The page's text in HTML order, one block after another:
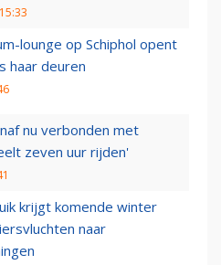
lounge op Schiphol opent
haar deuren
nu verbonden met
zeven uur rijden'
krijgt komende winter
naar